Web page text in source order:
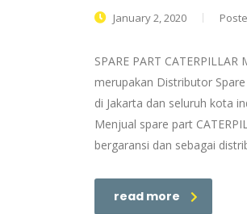
January 2, 2020
SPARE PART
merupakan Distributor
di Jakarta dan seluruh kota
Menjual spare part
bergaransi dan sebagai
read more